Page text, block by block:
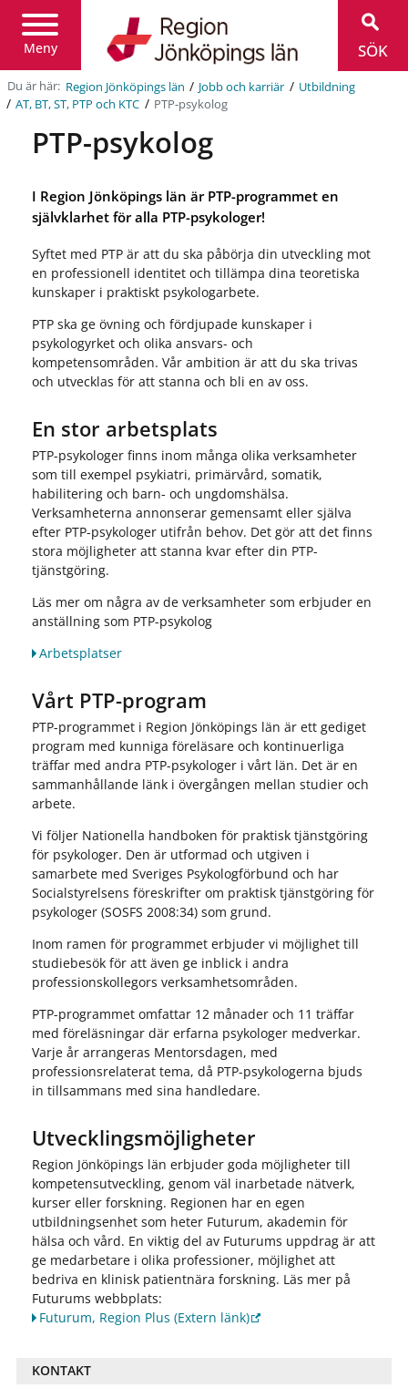
Meny
Jönköpings
län
SÖK
Du är här: Region Jönköpings län / Jobb och karriär / Utbildning
/ AT, BT, ST, PTP och KTC / PTP-psykolog
PTP-psykolog
I Region Jönköpings län är PTP-programmet en
självklarhet för alla PTP-psykologer!
Syftet med PTP är att du ska påbörja din utveckling mot
en professionell identitet och tillämpa dina teoretiska
kunskaper i praktiskt psykologarbete.
PTP ska ge övning och fördjupade kunskaper i
psykologyrket och olika ansvars- och
kompetensområden. Vår ambition är att du ska trivas
och utvecklas för att stanna och bli en av oss.
En stor arbetsplats
PTP-psykologer finns inom många olika verksamheter
som till exempel psykiatri, primärvård, somatik,
habilitering och barn- och ungdomshälsa.
Verksamheterna annonserar gemensamt eller själva
efter PTP-psykologer utifrån behov. Det gör att det finns
stora möjligheter att stanna kvar efter din PTP-
tjänstgöring.
Läs mer om några av de verksamheter som erbjuder en
anställning som PTP-psykolog
Arbetsplatser
Vårt PTP-program
PTP-programmet i Region Jönköpings län är ett gediget
program med kunniga föreläsare och kontinuerliga
träffar med andra PTP-psykologer i vårt län. Det är en
sammanhållande länk i övergången mellan studier och
arbete.
Vi följer Nationella handboken för praktisk tjänstgöring
för psykologer. Den är utformad och utgiven i
samarbete med Sveriges Psykologförbund och har
Socialstyrelsens föreskrifter om praktisk tjänstgöring för
psykologer (SOSFS 2008:34) som grund.
Inom ramen för programmet erbjuder vi möjlighet till
studiebesök för att även ge inblick i andra
professionskollegors verksamhetsområden.
PTP-programmet omfattar 12 månader och 11 träffar
med föreläsningar där erfarna psykologer medverkar.
Varje år arrangeras Mentorsdagen, med
professionsrelaterat tema, då PTP-psykologerna bjuds
in tillsammans med sina handledare.
Utvecklingsmöjligheter
Region Jönköpings län erbjuder goda möjligheter till
kompetensutveckling, genom väl inarbetade nätverk,
kurser eller forskning. Regionen har en egen
utbildningsenhet som heter Futurum, akademin för
hälsa och vård. En viktig del av Futurums uppdrag är att
ge medarbetare i olika professioner, möjlighet att
bedriva en klinisk patientnära forskning. Läs mer på
Futurums webbplats:
Futurum, Region Plus (Extern länk)
KONTAKT